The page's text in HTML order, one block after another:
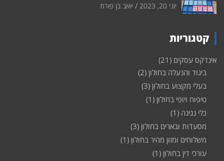
יוני 20, 2023 יואב בן פורת
קטגוריות
אינדקס עסקים (21)
ביגוד והנעלה בחולון (2)
בעלי מקצוע בחולון (3)
טיפוח ויופי בחולון (1)
כלי נגינה (1)
מסעדות ובארים בחולון (3)
משלוחים ומזון מהיר בחולון (1)
עורכי דין בחולון (1)